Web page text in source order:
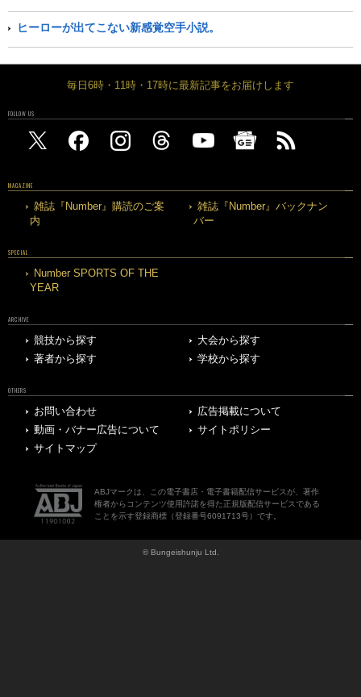
ヒーローが出てこない新感覚空手小説。
毎日6時・11時・17時に最新記事をお届けします
FOLLOW US
MAGAZINE
雑誌『Number』購読のご案
内
雑誌『Number』バックナン
バー
SPECIAL
Number SPORTS OF THE
YEAR
ARCHIVE
競技から探す
大会から探す
著者から探す
学校から探す
OTHERS
お問い合わせ
広告掲載について
動画・バナー広告について
サイトポリシー
サイトマップ
ABJマークは、この電子書店・電子書籍配信サービスが、著作
権者からコンテンツ使用許諾を得た正規版配信サービスである
ことを示す登録商標（登録番号6091713号）です。
© Bungeishunju Ltd.